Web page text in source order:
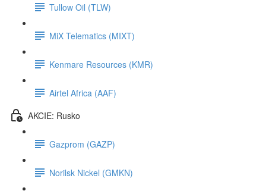
Tullow Oil (TLW)
MiX Telematics (MIXT)
Kenmare Resources (KMR)
Airtel Africa (AAF)
AKCIE: Rusko
Gazprom (GAZP)
Norilsk Nickel (GMKN)